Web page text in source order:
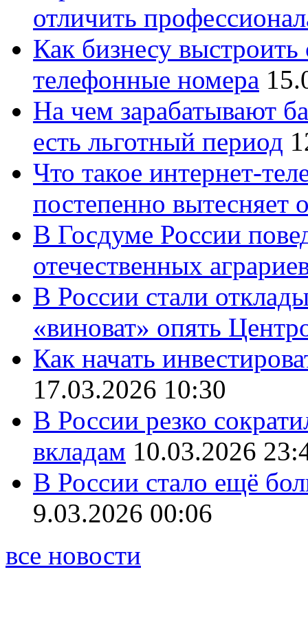
отличить
Как бизнесу
телефонные номера
На чем зарабатывают
есть льготный период
Что такое интернет-
постепенно вытесняет
В Госдуме России
отечественных
В России стали
«виноват» опять
Как начать
17.03.2026 10:30
В России резко
вкладам 10.03.2026
В России стало ещё
9.03.2026 00:06
все новости